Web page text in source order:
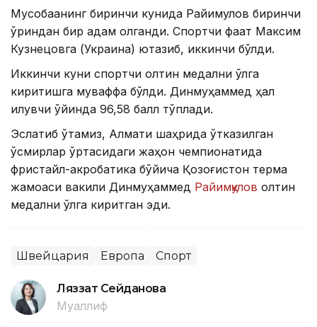
Мусобақанинг биринчи кунида Райимқулов биринчи
ўриндан бир қадам қолганди. Спортчи фақат Максим
Кузнецовга (Украина) ютқазиб, иккинчи бўлди.
Иккинчи куни спортчи олтин медални қўлга
киритишга муваффақ бўлди. Динмуҳаммед ҳал
қилувчи ўйинда 96,58 балл тўплади.
Эслатиб ўтамиз, Алмати шаҳрида ўтказилган
ўсмирлар ўртасидаги жаҳон чемпионатида
фристайл-акробатика бўйича Қозоғистон терма
жамоаси вакили Динмуҳаммед Райимқулов олтин
медални қўлга киритган эди.
Швейцария Европа Спорт
Ляззат Сейданова
Муаллиф